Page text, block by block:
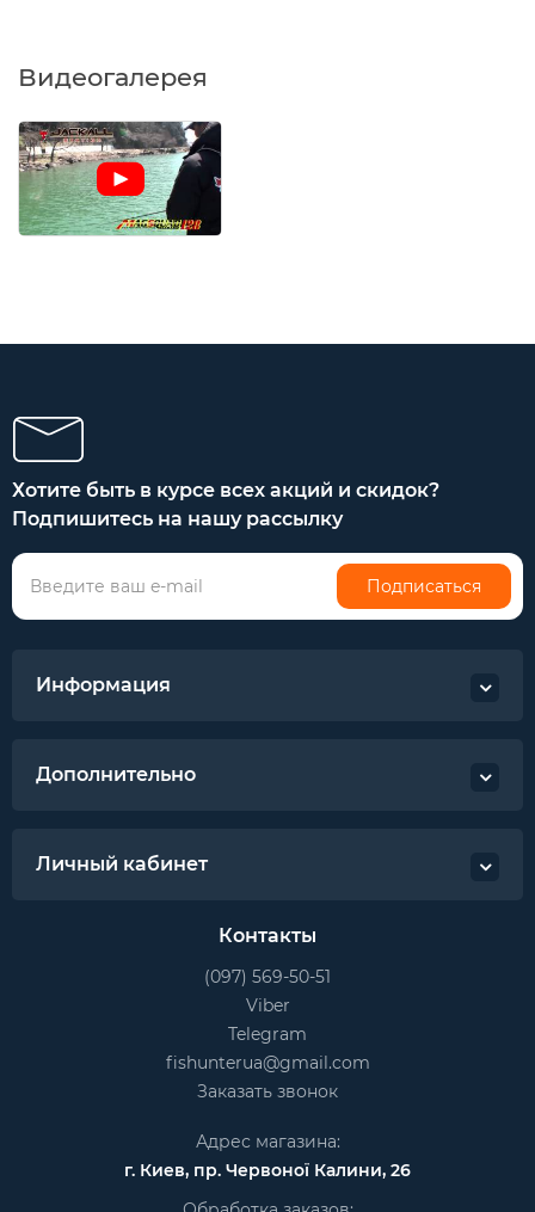
Видеогалерея
Хотите быть в курсе всех акций и скидок?
Подпишитесь на нашу рассылку
Подписаться
Информация
Дополнительно
Личный кабинет
Контакты
(097) 569-50-51
Viber
Telegram
fishunterua@gmail.com
Заказать звонок
Адрес магазина:
г. Киев, пр. Червоної Калини, 26